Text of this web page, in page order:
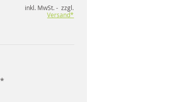
inkl. MwSt. - zzgl.
Versand*